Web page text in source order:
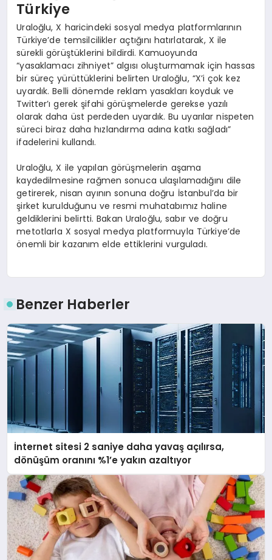
Türkiye
Uraloğlu, X haricindeki sosyal medya platformlarının
Türkiye’de temsilcilikler açtığını hatırlatarak, X ile
sürekli görüştüklerini bildirdi. Kamuoyunda
“yasaklamacı zihniyet” algısı oluşturmamak için hassas
bir süreç yürüttüklerini belirten Uraloğlu, “X’i çok kez
uyardık. Belli dönemde reklam yasakları koyduk ve
Twitter’ı gerek şifahi görüşmelerde gerekse yazılı
olarak daha üst perdeden uyardık. Bu uyarılar nispeten
süreci biraz daha hızlandırma adına katkı sağladı”
ifadelerini kullandı.
Uraloğlu, X ile yapılan görüşmelerin aşama
kaydedilmesine rağmen sonuca ulaşılamadığını dile
getirerek, nisan ayının sonuna doğru İstanbul’da bir
şirket kurulduğunu ve resmi muhatabımız haline
geldiklerini belirtti. Bakan Uraloğlu, sabır ve doğru
metotlarla X sosyal medya platformuyla Türkiye’de
önemli bir kazanım elde ettiklerini vurguladı.
Benzer Haberler
İnternet sitesi 2 saniye daha yavaş açılırsa,
dönüşüm oranını %1’e yakın azaltıyor